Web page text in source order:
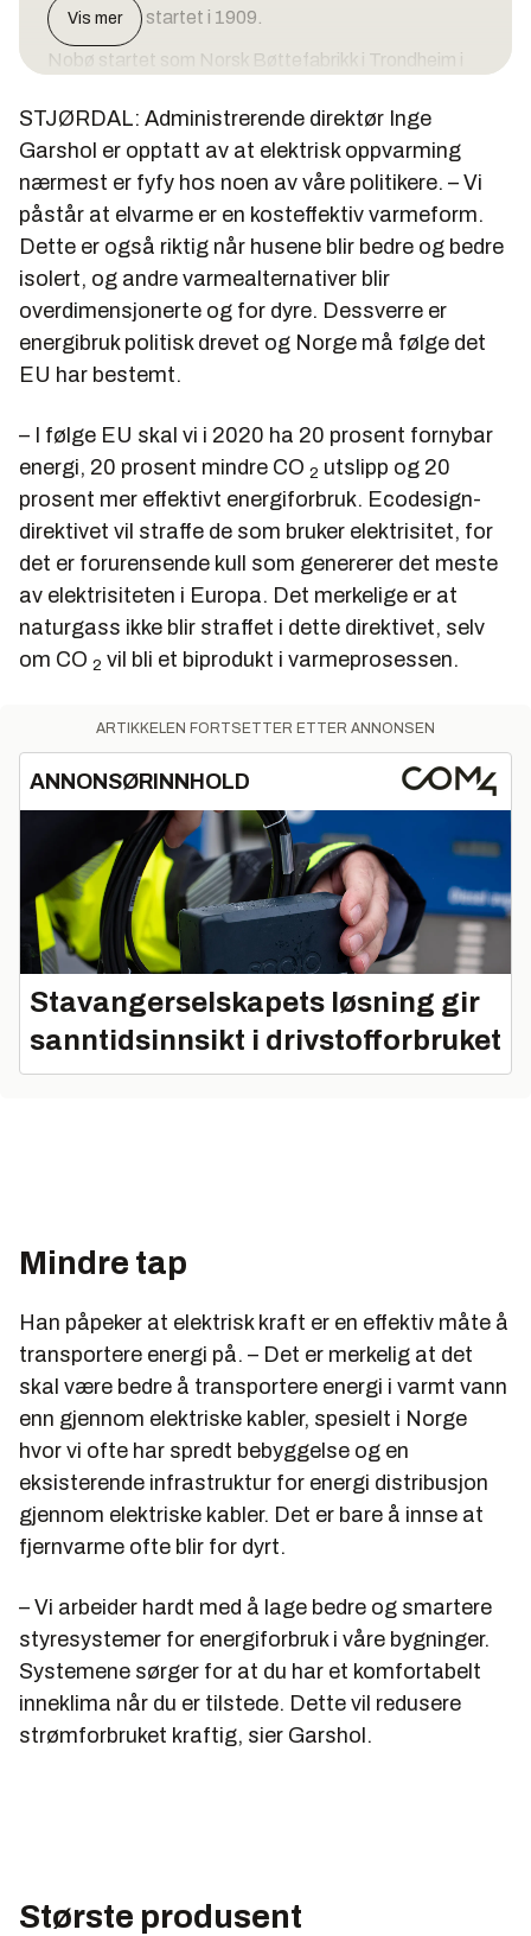
Trondhjem, startet i 1909.
Nobø startet som Norsk Bøttefabrikk i Trondheim i
og i 1938 ble den første veggmonterte elektriske
varmeovn produsert.
Nobø etablerte fabrikk på Stjørdal i 1972. Etter en
konkurs i 1992, ble det dannet nytt selskap, Nobø
Electro AS. I årsskiftet til 2003 fikk selskapet en ny
eier med irske Glen Dimplex Group, verdens største
leverandør av elektriske varmeprodukter.
Siemens hadde skilt ut sin elektrovarme i et heleid
datterselskap i 2000, Siemens Electrical Heating
resultatet at Glen Dimplex Group også overtok dette
selskapet.
Vis mer
STJØRDAL: Administrerende direktør Inge
Garshol er opptatt av at elektrisk oppvarming
nærmest er fyfy hos noen av våre politikere. – Vi
påstår at elvarme er en kosteffektiv varmeform.
Dette er også riktig når husene blir bedre og bedre
isolert, og andre varmealternativer blir
overdimensjonerte og for dyre. Dessverre er
energibruk politisk drevet og Norge må følge det
EU har bestemt.
– I følge EU skal vi i 2020 ha 20 prosent fornybar
energi, 20 prosent mindre CO 2 utslipp og 20
prosent mer effektivt energiforbruk. Ecodesign-
direktivet vil straffe de som bruker elektrisitet, for
det er forurensende kull som genererer det meste
av elektrisiteten i Europa. Det merkelige er at
naturgass ikke blir straffet i dette direktivet, selv
om CO 2 vil bli et biprodukt i varmeprosessen.
ARTIKKELEN FORTSETTER ETTER ANNONSEN
ANNONSØRINNHOLD
Stavangerselskapets løsning gir
sanntidsinnsikt i drivstofforbruket
Mindre tap
Han påpeker at elektrisk kraft er en effektiv måte å
transportere energi på. – Det er merkelig at det
skal være bedre å transportere energi i varmt vann
enn gjennom elektriske kabler, spesielt i Norge
hvor vi ofte har spredt bebyggelse og en
eksisterende infrastruktur for energi distribusjon
gjennom elektriske kabler. Det er bare å innse at
fjernvarme ofte blir for dyrt.
– Vi arbeider hardt med å lage bedre og smartere
styresystemer for energiforbruk i våre bygninger.
Systemene sørger for at du har et komfortabelt
inneklima når du er tilstede. Dette vil redusere
strømforbruket kraftig, sier Garshol.
Største produsent